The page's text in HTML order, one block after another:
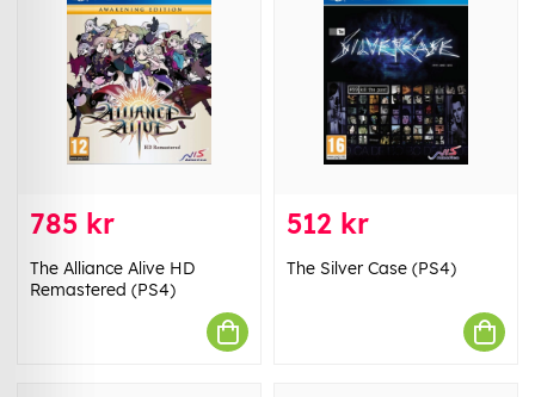
785 kr
The Alliance Alive HD
Remastered (PS4)
512 kr
The Silver Case (PS4)